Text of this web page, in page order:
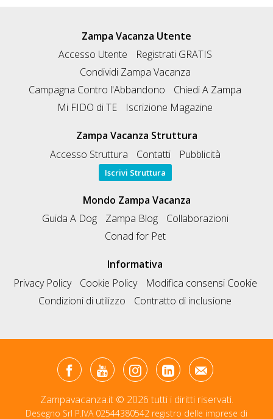
Zampa Vacanza Utente
Accesso Utente
Registrati GRATIS
Condividi Zampa Vacanza
Campagna Contro l'Abbandono
Chiedi A Zampa
Mi FIDO di TE
Iscrizione Magazine
Zampa Vacanza Struttura
Accesso Struttura
Contatti Pubblicità
Iscrivi Struttura
Mondo Zampa Vacanza
Guida A Dog
Zampa Blog
Collaborazioni
Conad for Pet
Informativa
Privacy Policy
Cookie Policy
Modifica consensi Cookie
Condizioni di utilizzo
Contratto di inclusione
Zampavacanza.it © 2026 tutti i diritti riservati.
Desegno Srl P.IVA 02544380542 registro delle imprese di